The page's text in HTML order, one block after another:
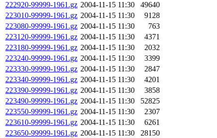
222920-99999-1961.gz 2004-11-15 11:30
49640
223010-99999-1961.gz 2004-11-15 11:30
9128
223080-99999-1961.gz 2004-11-15 11:30
763
223120-99999-1961.gz 2004-11-15 11:30
4371
223180-99999-1961.gz 2004-11-15 11:30
2032
223240-99999-1961.gz 2004-11-15 11:30
3399
223330-99999-1961.gz 2004-11-15 11:30
2847
223340-99999-1961.gz 2004-11-15 11:30
4201
223390-99999-1961.gz 2004-11-15 11:30
3858
223490-99999-1961.gz 2004-11-15 11:30
52825
223550-99999-1961.gz 2004-11-15 11:30
2307
223610-99999-1961.gz 2004-11-15 11:30
6261
223650-99999-1961.gz 2004-11-15 11:30
28150